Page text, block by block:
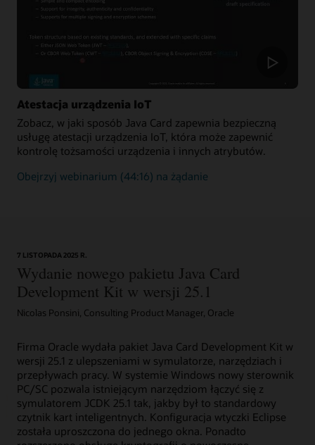
do
blockchain
Atestacja urządzenia IoT
Zobacz, w jaki sposób Java Card zapewnia bezpieczną
usługę atestacji urządzenia IoT, która może zapewnić
kontrolę tożsamości urządzenia i innych atrybutów.
Obejrzyj webinarium Jak
(44:16) na żądanie
7 LISTOPADA 2025 R.
Wydanie nowego pakietu Java Card
Development Kit w wersji 25.1
Nicolas Ponsini, Consulting Product Manager, Oracle
Firma Oracle wydała pakiet Java Card Development Kit w
wersji 25.1 z ulepszeniami w symulatorze, narzędziach i
przepływach pracy. W systemie Windows nowy sterownik
PC/SC pozwala istniejącym narzędziom łączyć się z
symulatorem JCDK 25.1 tak, jakby był to standardowy
czytnik kart inteligentnych. Konfiguracja wtyczki Eclipse
została uproszczona do jednego okna. Ponadto